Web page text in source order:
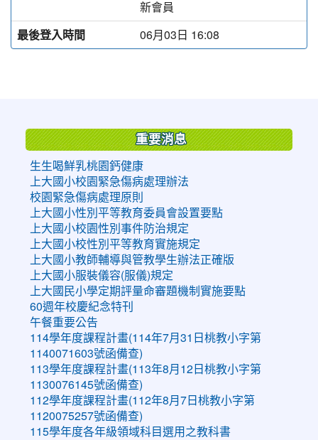
新會員
最後登入時間
06月03日 16:08
重要消息
生生喝鮮乳桃園鈣健康
上大國小校園緊急傷病處理辦法
校園緊急傷病處理原則
上大國小性別平等教育委員會設置要點
上大國小校園性別事件防治規定
上大國小校性別平等教育實施規定
上大國小教師輔導與管教學生辦法正確版
上大國小服裝儀容(服儀)規定
上大國民小學定期評量命審題機制實施要點
60週年校慶紀念特刊
午餐重要公告
114學年度課程計畫(114年7月31日桃教小字第
1140071603號函備查)
113學年度課程計畫(113年8月12日桃教小字第
1130076145號函備查)
112學年度課程計畫(112年8月7日桃教小字第
1120075257號函備查)
115學年度各年級領域科目選用之教科書